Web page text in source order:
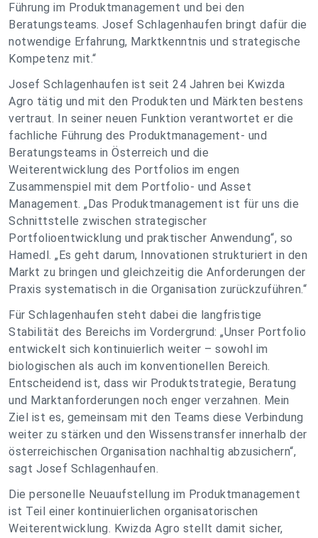
Führung im Produktmanagement und bei den
Beratungsteams. Josef Schlagenhaufen bringt dafür die
notwendige Erfahrung, Marktkenntnis und strategische
Kompetenz mit.“
Josef Schlagenhaufen ist seit 24 Jahren bei Kwizda
Agro tätig und mit den Produkten und Märkten bestens
vertraut. In seiner neuen Funktion verantwortet er die
fachliche Führung des Produktmanagement- und
Beratungsteams in Österreich und die
Weiterentwicklung des Portfolios im engen
Zusammenspiel mit dem Portfolio- und Asset
Management. „Das Produktmanagement ist für uns die
Schnittstelle zwischen strategischer
Portfolioentwicklung und praktischer Anwendung“, so
Hamedl. „Es geht darum, Innovationen strukturiert in den
Markt zu bringen und gleichzeitig die Anforderungen der
Praxis systematisch in die Organisation zurückzuführen.“
Für Schlagenhaufen steht dabei die langfristige
Stabilität des Bereichs im Vordergrund: „Unser Portfolio
entwickelt sich kontinuierlich weiter – sowohl im
biologischen als auch im konventionellen Bereich.
Entscheidend ist, dass wir Produktstrategie, Beratung
und Marktanforderungen noch enger verzahnen. Mein
Ziel ist es, gemeinsam mit den Teams diese Verbindung
weiter zu stärken und den Wissenstransfer innerhalb der
österreichischen Organisation nachhaltig abzusichern“,
sagt Josef Schlagenhaufen.
Die personelle Neuaufstellung im Produktmanagement
ist Teil einer kontinuierlichen organisatorischen
Weiterentwicklung. Kwizda Agro stellt damit sicher,